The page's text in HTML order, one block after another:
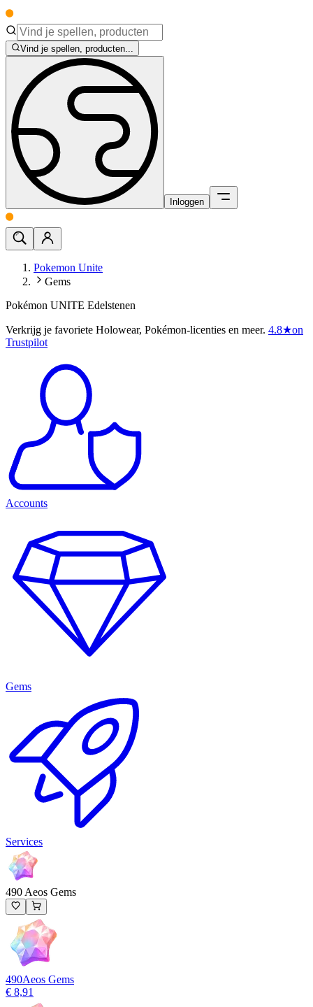
Vind je spellen, producten...
Inloggen
Pokemon Unite
Gems
Pokémon UNITE Edelstenen
Verkrijg je favoriete Holowear, Pokémon-licenties en meer. 4.8★on
Trustpilot
Accounts
Gems
Services
490 Aeos Gems
490Aeos Gems
€ 8,91